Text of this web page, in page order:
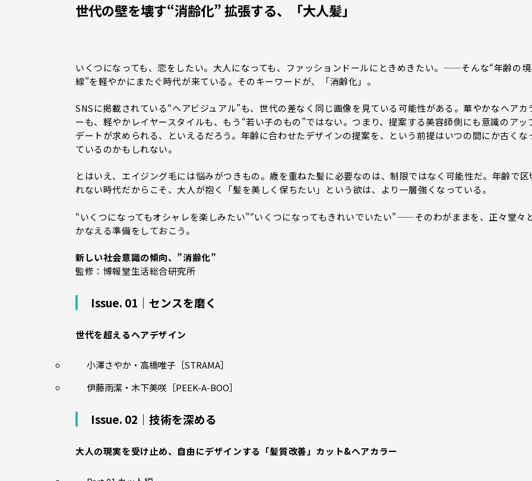
世代の壁を壊す“消齢化” 拡張する、「大人髪」
いくつになっても、恋をしたい。大人になっても、ファッションドールにときめきたい。——そんな“年齢の
線”を軽やかにまたぐ時代が来ている。そのキーワードが、「消齢化」。
SNSに掲載されている“ヘアビジュアル”も、世代の差なく同じ画像を見ている可能性がある。華やかなヘアカ
ーも、軽やかレイヤースタイルも、もう“若い子のもの”ではない。つまり、提案する美容師側にも意識のアッ
デートが求められる、といえるだろう。年齢に合わせたデザインの提案を、という前提はいつの間にか古くな
ているのかもしれない。
とはいえ、エイジング毛には悩みがつきもの。歳を重ねた髪に必要なのは、制限ではなく可能性だ。年齢で区
れない時代だからこそ、大人が抱く「髪を美しく保ちたい」という欲は、より一層強くなっている。
“いくつになってもオシャレを楽しみたい”“いくつになってもきれいでいたい”——そのわがままを、正々堂々
かなえる準備をしておこう。
新しい社会意識の傾向、”消齢化”
監修：博報堂生活総合研究所
Issue. 01｜センスを磨く
世代を超えるヘアデザイン
小澤さやか・高橋唯子［STRAMA］
伊藤雨潔・木下美咲［PEEK-A-BOO］
Issue. 02｜技術を深める
大人の現実を受け止め、自由にデザインする「髪質改善」カット&ヘアカラー